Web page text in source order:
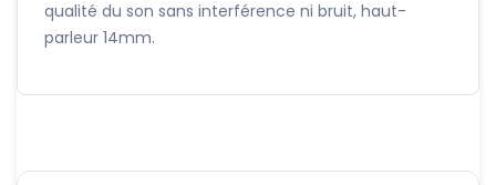
qualité du son sans interférence ni bruit, haut-
parleur 14mm.